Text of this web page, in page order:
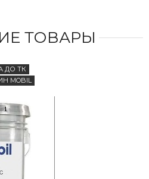
ТОВАРЫ
ДО ТК
MOBIL